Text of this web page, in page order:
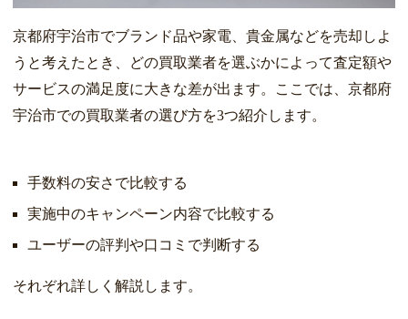
京都府宇治市でブランド品や家電、貴金属などを売却しよ
うと考えたとき、どの買取業者を選ぶかによって査定額や
サービスの満足度に大きな差が出ます。ここでは、京都府
宇治市での買取業者の選び方を3つ紹介します。
手数料の安さで比較する
実施中のキャンペーン内容で比較する
ユーザーの評判や口コミで判断する
それぞれ詳しく解説します。